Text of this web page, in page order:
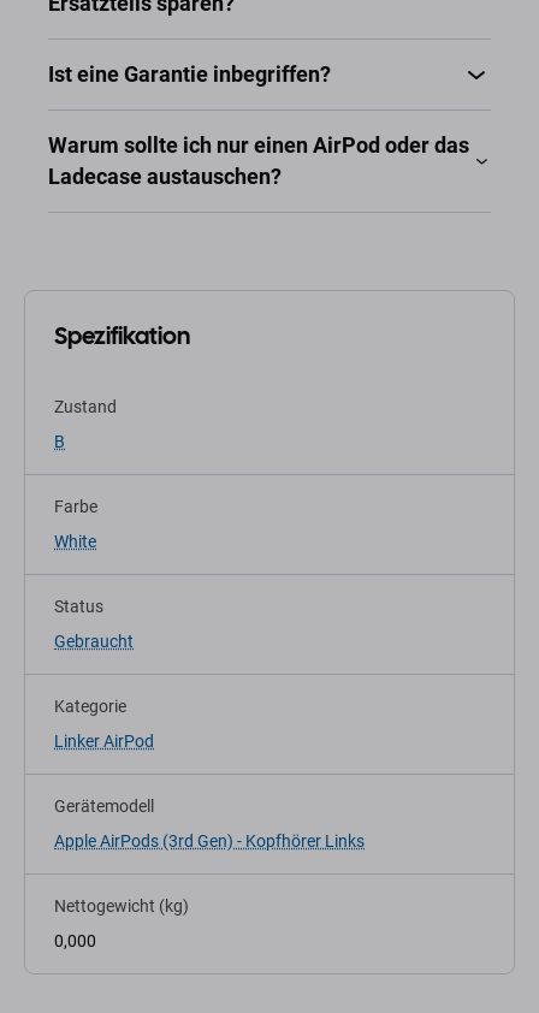
Ist eine Garantie inbegriffen?
Warum sollte ich nur einen AirPod oder das
Ladecase austauschen?
Spezifikation
Zustand
B
Farbe
White
Status
Gebraucht
Kategorie
Linker AirPod
Gerätemodell
Apple AirPods (3rd Gen) - Kopfhörer Links
Nettogewicht (kg)
0,000